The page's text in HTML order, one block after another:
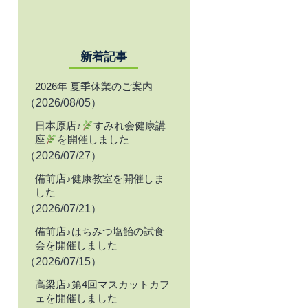
新着記事
2026年 夏季休業のご案内
（2026/08/05）
日本原店♪
すみれ会健康講
座
を開催しました
（2026/07/27）
備前店♪健康教室を開催しま
した
（2026/07/21）
備前店♪はちみつ塩飴の試食
会を開催しました
（2026/07/15）
高梁店♪第4回マスカットカフ
ェを開催しました